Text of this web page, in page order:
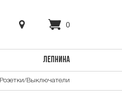
0
ЛЕПНИНА
Розетки/Выключатели